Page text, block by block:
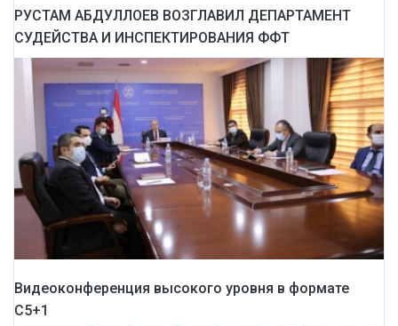
РУСТАМ АБДУЛЛОЕВ ВОЗГЛАВИЛ ДЕПАРТАМЕНТ
СУДЕЙСТВА И ИНСПЕКТИРОВАНИЯ ФФТ
Видеоконференция высокого уровня в формате
С5+1